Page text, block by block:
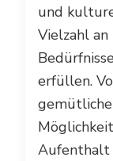
und
Vielzahl
erfüllen.
Aufenthalt